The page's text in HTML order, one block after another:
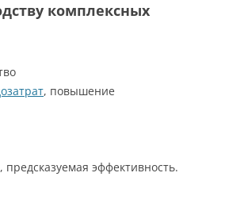
комплексных
, повышение
эффективность.